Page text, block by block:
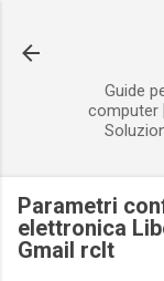
Guide
computer
Parametri
elettronica
Gmail rclt